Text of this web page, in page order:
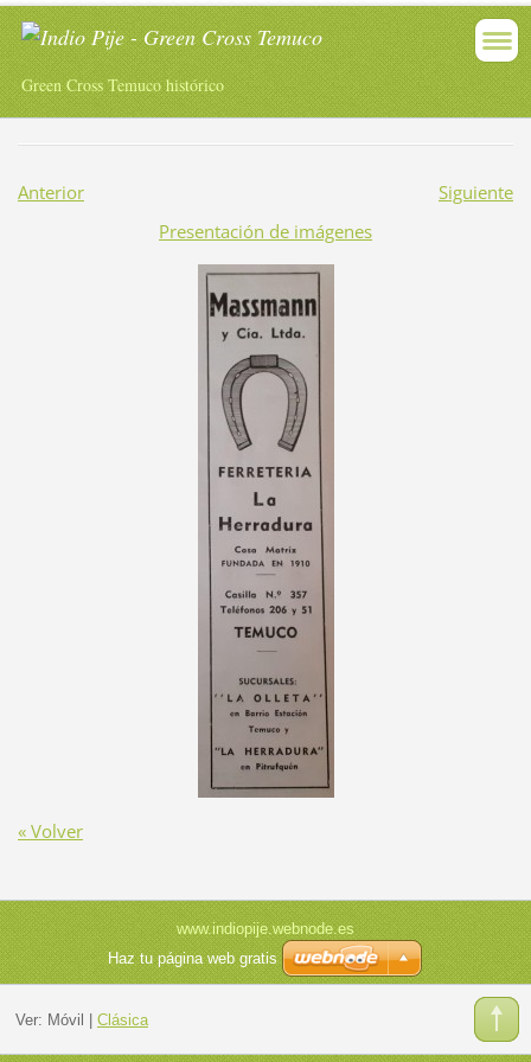
Green Cross Temuco histórico
Anterior
Siguiente
Presentación de imágenes
« Volver
www.indiopije.webnode.es
Haz tu página web gratis
Ver: Móvil Clásica